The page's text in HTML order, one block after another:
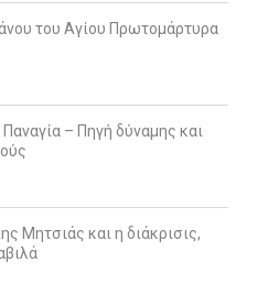
του Αγίου Πρωτομάρτυρα
– Πηγή δύναμης και
Μητσιάς και η διάκρισις,